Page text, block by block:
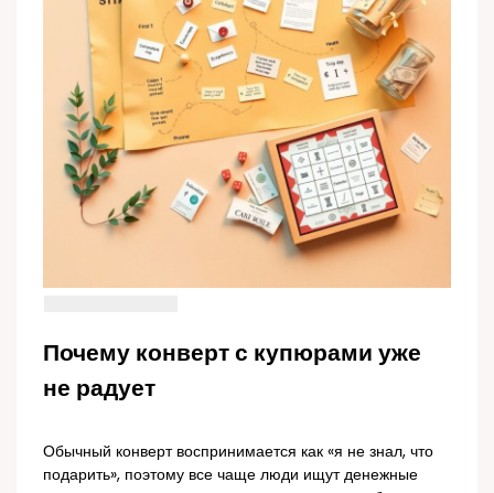
Почему конверт с купюрами уже
не радует
Обычный конверт воспринимается как «я не знал, что
подарить», поэтому все чаще люди ищут денежные